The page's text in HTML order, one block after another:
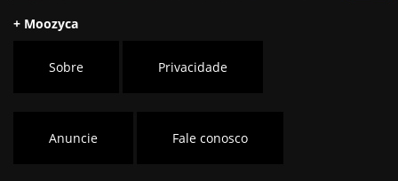
+ Moozyca
Sobre Privacidade
Anuncie Fale conosco